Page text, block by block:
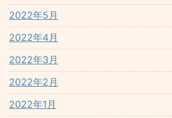
2022年5月
2022年4月
2022年3月
2022年2月
2022年1月